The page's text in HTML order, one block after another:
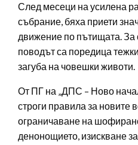
След месеци на усилена
събрание, бяха приети
движение по пътищата.
поводът са поредица
загуба на човешки животи.
От ПГ на „ДПС – Ново
строги правила за новите
ограничаване на
денонощието, изискване